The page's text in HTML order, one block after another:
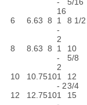
-
16
5/16
6 6.63 8
1
-
2
8 1/2
8 8.63 8
1
-
2
10
5/8
10 10.75101
- 2
12
3/4
12
12.75101
15